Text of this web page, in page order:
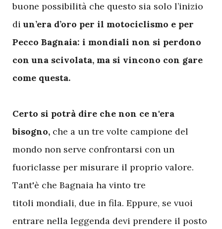
buone possibilità che questo sia solo l’inizio
di un’era d’oro per il motociclismo e per
Pecco Bagnaia: i mondiali non si perdono
con una scivolata, ma si vincono con gare
come questa.
Certo si potrà dire che non ce n'era
bisogno, che a un tre volte campione del
mondo non serve confrontarsi con un
fuoriclasse per misurare il proprio valore.
Tant'è che Bagnaia ha vinto tre
titoli mondiali, due in fila. Eppure, se vuoi
entrare nella leggenda devi prendere il posto